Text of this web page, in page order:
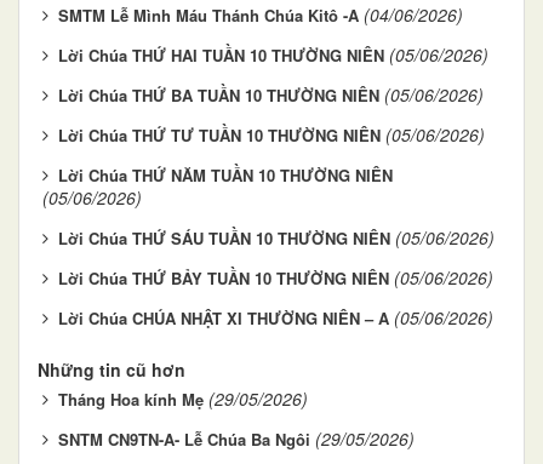
SMTM Lễ Mình Máu Thánh Chúa Kitô -A (04/06/2026)
Lời Chúa THỨ HAI TUẦN 10 THƯỜNG NIÊN (05/06/2026)
Lời Chúa THỨ BA TUẦN 10 THƯỜNG NIÊN (05/06/2026)
Lời Chúa THỨ TƯ TUẦN 10 THƯỜNG NIÊN (05/06/2026)
Lời Chúa THỨ NĂM TUẦN 10 THƯỜNG NIÊN
(05/06/2026)
Lời Chúa THỨ SÁU TUẦN 10 THƯỜNG NIÊN (05/06/2026)
Lời Chúa THỨ BẢY TUẦN 10 THƯỜNG NIÊN (05/06/2026)
Lời Chúa CHÚA NHẬT XI THƯỜNG NIÊN – A (05/06/2026)
Những tin cũ hơn
Tháng Hoa kính Mẹ (29/05/2026)
SNTM CN9TN-A- Lễ Chúa Ba Ngôi (29/05/2026)